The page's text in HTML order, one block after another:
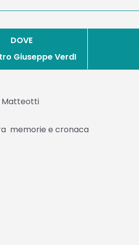
DOVE
Giuseppe VerdI
Matteotti
memorie e cronaca